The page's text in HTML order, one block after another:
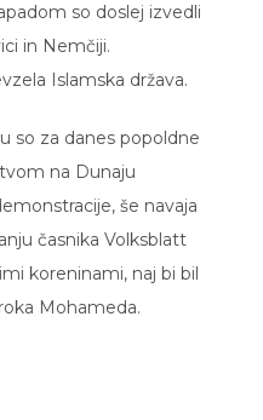
so doslej izvedli
in Nemčiji.
Islamska država.
so za danes popoldne
na Dunaju
še navaja
časnika Volksblatt
koreninami, naj bi bil
Mohameda.